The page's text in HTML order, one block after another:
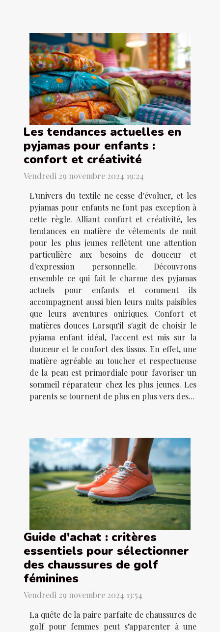
Les tendances actuelles en
pyjamas pour enfants :
confort et créativité
Vendredi 29 novembre 2024 19:24
L'univers du textile ne cesse d'évoluer, et les
pyjamas pour enfants ne font pas exception à
cette règle. Alliant confort et créativité, les
tendances en matière de vêtements de nuit
pour les plus jeunes reflètent une attention
particulière aux besoins de douceur et
d'expression personnelle. Découvrons
ensemble ce qui fait le charme des pyjamas
actuels pour enfants et comment ils
accompagnent aussi bien leurs nuits paisibles
que leurs aventures oniriques. Confort et
matières douces Lorsqu'il s'agit de choisir le
pyjama enfant idéal, l'accent est mis sur la
douceur et le confort des tissus. En effet, une
matière agréable au toucher et respectueuse
de la peau est primordiale pour favoriser un
sommeil réparateur chez les plus jeunes. Les
parents se tournent de plus en plus vers des...
Guide d'achat : critères
essentiels pour sélectionner
des chaussures de golf
féminines
Vendredi 29 novembre 2024 13:54
La quête de la paire parfaite de chaussures de
golf pour femmes peut s’apparenter à une